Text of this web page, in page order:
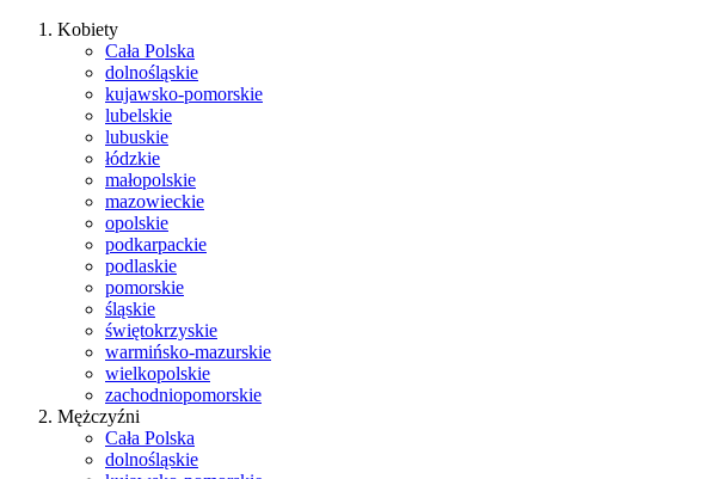
Kobiety
Cała Polska
dolnośląskie
kujawsko-pomorskie
lubelskie
lubuskie
łódzkie
małopolskie
mazowieckie
opolskie
podkarpackie
podlaskie
pomorskie
śląskie
świętokrzyskie
warmińsko-mazurskie
wielkopolskie
zachodniopomorskie
Mężczyźni
Cała Polska
dolnośląskie